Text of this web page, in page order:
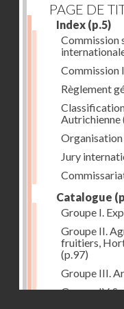
PAGE DE
Index (p.5)
Commission
Commission
Règlement
Autrichienne
Organisation
Jury
Catalogue
Groupe I.
Groupe II.
fruitiers,
(p.97)
Groupe III.
Groupe IV.